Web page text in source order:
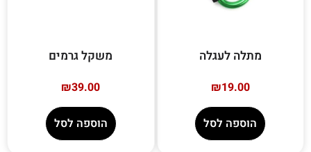
מתלה לעגלה
₪19.00
הוספה לסל
משקל גרמים
₪39.00
הוספה לסל